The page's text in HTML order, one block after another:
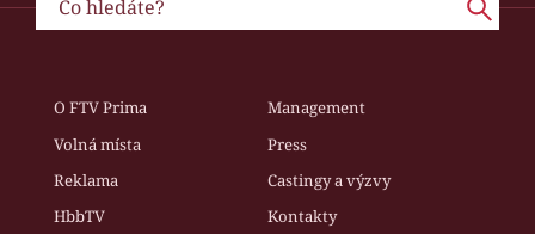
O FTV Prima
Management
Volná místa
Press
Reklama
Castingy a výzvy
HbbTV
Kontakty